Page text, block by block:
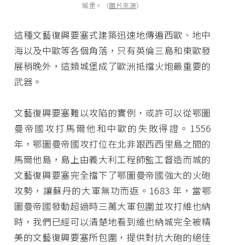
城堡。（圖片來源）
這種文藝復興要塞式建築迅速地傳遍西歐、地中
海以及中歐等各個角落，只有英倫三島和東歐發
展稍晚外，這類城堡成了歐洲抵擋火炮最重要的
武器。
文藝復興要塞難以攻陷的實例，或許可以從鄂圖
曼帝國攻打馬爾他和中歐的失敗得證。1556
年，鄂圖曼帝國攻打位在北非跟西西里島之間的
馬爾他島，島上由義大利工程師監工督造而城的
文藝復興要塞完全擋下了鄂圖曼帝國強大的火砲
攻勢，讓蘇丹的大軍無功而返。1683 年，當鄂
圖曼帝國發動超過時三萬大軍包圍並攻打維也納
時，我們已經可以清楚地看到維也納城完全被精
美的文藝復興要塞所包圍，提供對抗大砲的絕佳